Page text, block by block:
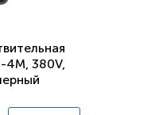
4М, 380V,